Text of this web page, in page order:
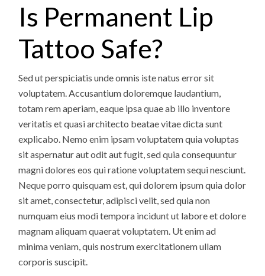
Is Permanent Lip
Tattoo Safe?
Sed ut perspiciatis unde omnis iste natus error sit
voluptatem. Accusantium doloremque laudantium,
totam rem aperiam, eaque ipsa quae ab illo inventore
veritatis et quasi architecto beatae vitae dicta sunt
explicabo. Nemo enim ipsam voluptatem quia voluptas
sit aspernatur aut odit aut fugit, sed quia consequuntur
magni dolores eos qui ratione voluptatem sequi nesciunt.
Neque porro quisquam est, qui dolorem ipsum quia dolor
sit amet, consectetur, adipisci velit, sed quia non
numquam eius modi tempora incidunt ut labore et dolore
magnam aliquam quaerat voluptatem. Ut enim ad
minima veniam, quis nostrum exercitationem ullam
corporis suscipit.